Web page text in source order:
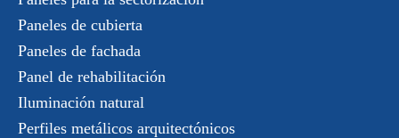
Paneles de cubierta
Paneles de fachada
Panel de rehabilitación
Iluminación natural
Perfiles metálicos arquitectónicos